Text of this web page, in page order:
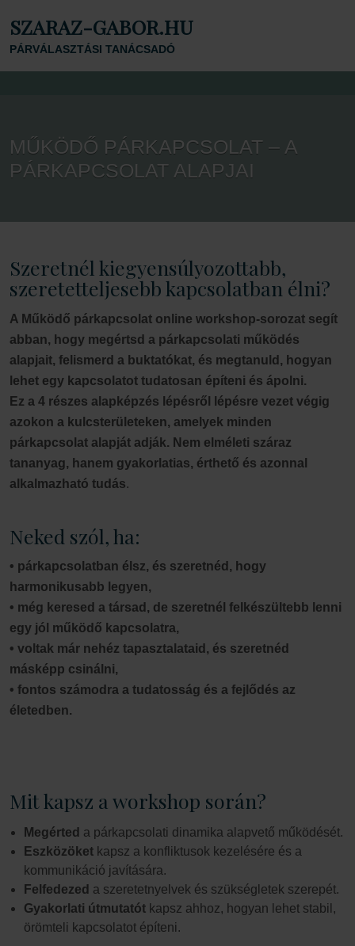
SZARAZ-GABOR.HU
PÁRVÁLASZTÁSI TANÁCSADÓ
MŰKÖDŐ PÁRKAPCSOLAT – A
PÁRKAPCSOLAT ALAPJAI
Szeretnél kiegyensúlyozottabb,
szeretetteljesebb kapcsolatban élni?
A Működő párkapcsolat online workshop-sorozat segít
abban, hogy megértsd a párkapcsolati működés
alapjait, felismerd a buktatókat, és megtanuld, hogyan
lehet egy kapcsolatot tudatosan építeni és ápolni.
Ez a 4 részes alapképzés lépésről lépésre vezet végig
azokon a kulcsterületeken, amelyek minden
párkapcsolat alapját adják. Nem elméleti száraz
tananyag, hanem gyakorlatias, érthető és azonnal
alkalmazható tudás.
Neked szól, ha:
• párkapcsolatban élsz, és szeretnéd, hogy
harmonikusabb legyen,
• még keresed a társad, de szeretnél felkészültebb lenni
egy jól működő kapcsolatra,
• voltak már nehéz tapasztalataid, és szeretnéd
másképp csinálni,
• fontos számodra a tudatosság és a fejlődés az
életedben.
Mit kapsz a workshop során?
Megérted a párkapcsolati dinamika alapvető működését.
Eszközöket kapsz a konfliktusok kezelésére és a
kommunikáció javítására.
Felfedezed a szeretetnyelvek és szükségletek szerepét.
Gyakorlati útmutatót kapsz ahhoz, hogyan lehet stabil,
örömteli kapcsolatot építeni.